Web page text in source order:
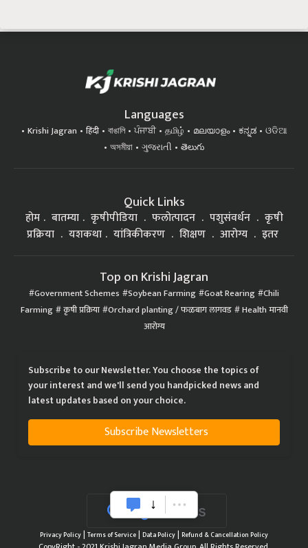
Languages
Krishi Jagran हिंदी বাঙালি ਪੰਜਾਬੀ தமிழ் മലയാളം ಕನ್ನಡ
ଓଡିଆ
অসমীয়া
ગુજરાતી తెలుగు
Quick Links
होम बातम्या कृषीपीडिया फलोत्पादन पशुसंवर्धन
कृषी
प्रक्रिया
यशकथा यांत्रिकीकरण शिक्षण आरोग्य इतर
Top on Krishi Jagran
Government Schemes Soybean Farming Goat Rearing Chili
Farming कृषी प्रक्रिया Orchard planting / फळबाग लागवड Health मानवी
आरोग्य
Subscribe to our Newsletter. You choose the topics of
your interest and we'll send you handpicked news and
latest updates based on your choice.
Subscribe Newsletters
Privacy Policy| Terms of Service| Data Policy| Refund & Cancellation Policy